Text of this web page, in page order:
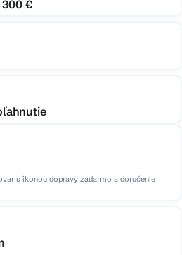
€
s ikonou dopravy zadarmo a doručenie